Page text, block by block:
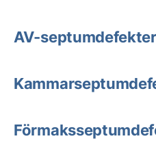
AV-septumdefekter